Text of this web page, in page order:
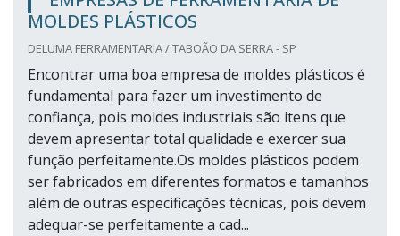
MOLDES PLÁSTICOS
DELUMA FERRAMENTARIA / TABOÃO DA SERRA - SP
Encontrar uma boa empresa de moldes plásticos é
fundamental para fazer um investimento de
confiança, pois moldes industriais são itens que
devem apresentar total qualidade e exercer sua
função perfeitamente.Os moldes plásticos podem
ser fabricados em diferentes formatos e tamanhos
além de outras especificações técnicas, pois devem
adequar-se perfeitamente a cad...